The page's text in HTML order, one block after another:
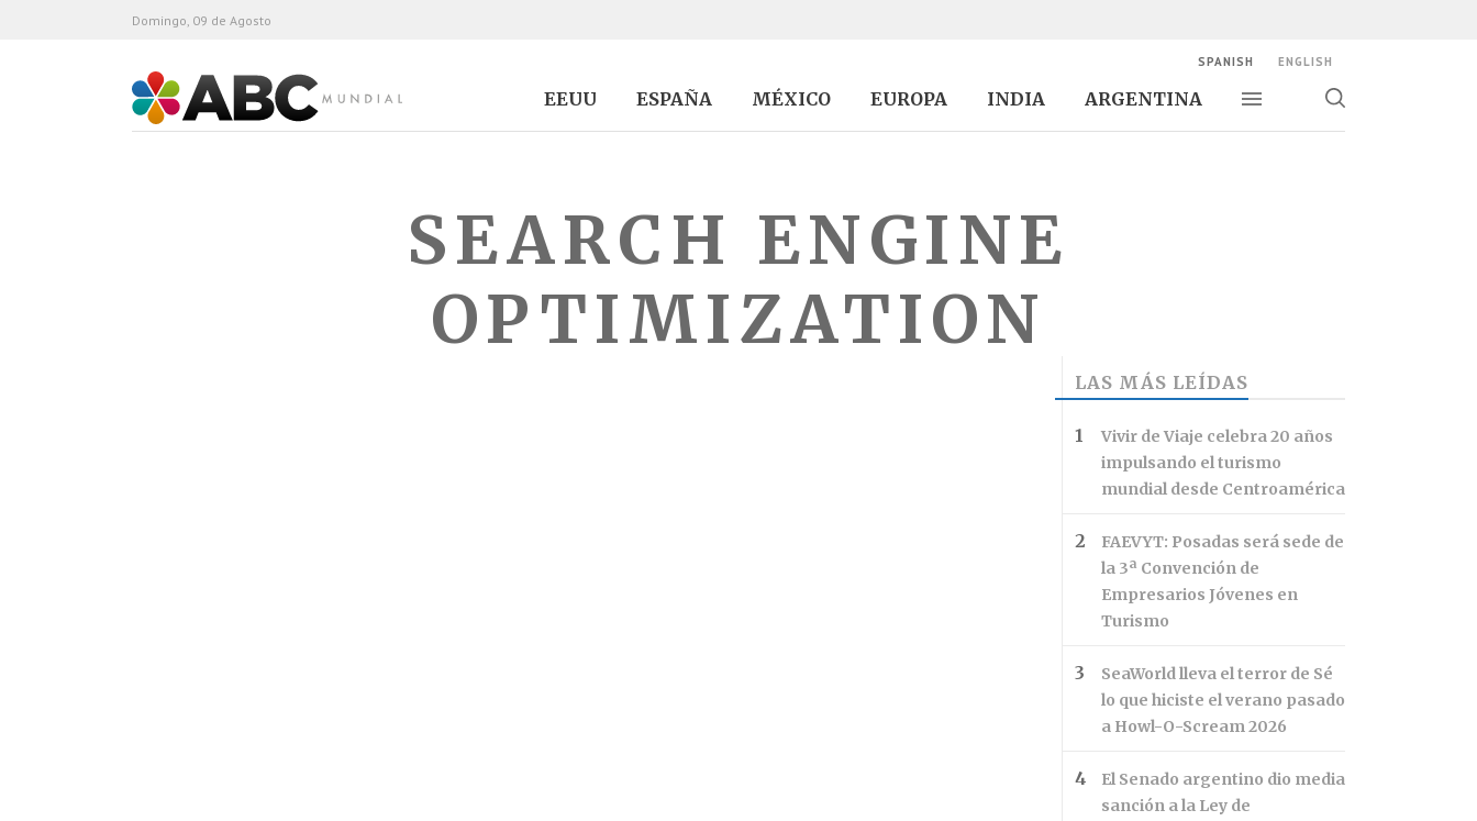
ABC Mundial
EEUU ESPAÑA MÉXICO EUROPA INDIA ARGENTINA
Alternar navegación
Alternar
Domingo, 09 de Agosto
SPANISH ENGLISH
SEARCH ENGINE
OPTIMIZATION
LAS MÁS LEÍDAS
Vivir de Viaje celebra 20 años
impulsando el turismo
mundial desde Centroamérica
FAEVYT: Posadas será sede de
la 3ª Convención de
Empresarios Jóvenes en
Turismo
SeaWorld lleva el terror de Sé
lo que hiciste el verano pasado
a Howl-O-Scream 2026
El Senado argentino dio media
sanción a la Ley de